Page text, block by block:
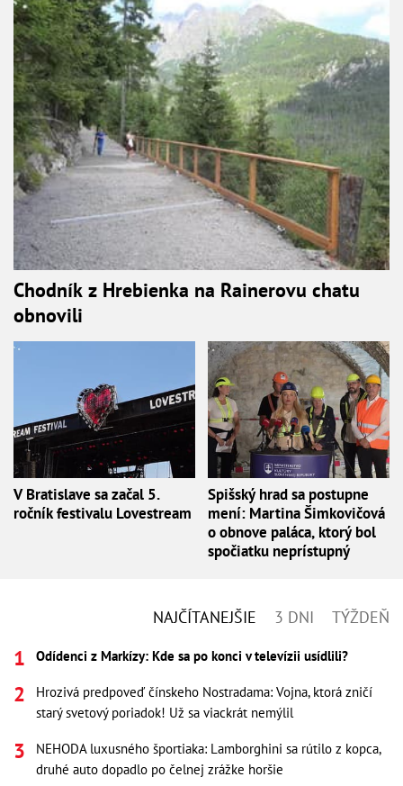
Chodník z Hrebienka na Rainerovu chatu
obnovili
V Bratislave sa začal 5.
ročník festivalu Lovestream
Spišský hrad sa postupne
mení: Martina Šimkovičová
o obnove paláca, ktorý bol
spočiatku neprístupný
NAJČÍTANEJŠIE 3 DNI TÝŽDEŇ
Odídenci z Markízy: Kde sa po konci v televízii usídlili?
Hrozivá predpoveď čínskeho Nostradama: Vojna, ktorá zničí
starý svetový poriadok! Už sa viackrát nemýlil
NEHODA luxusného športiaka: Lamborghini sa rútilo z kopca,
druhé auto dopadlo po čelnej zrážke horšie